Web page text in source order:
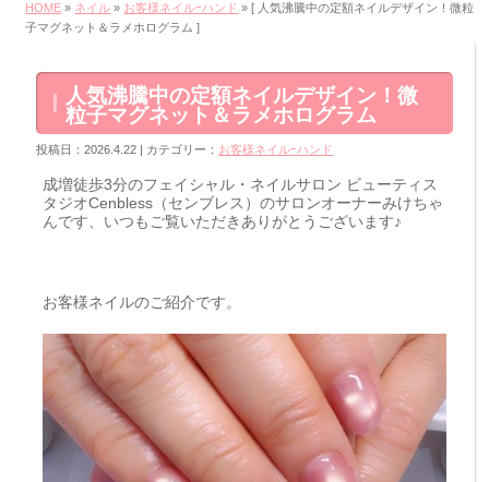
HOME » ネイル » お客様ネイルｰハンド » [ 人気沸騰中の定額ネイルデザイン！微粒
子マグネット＆ラメホログラム ]
人気沸騰中の定額ネイルデザイン！微
粒子マグネット＆ラメホログラム
投稿日：2026.4.22 | カテゴリー： お客様ネイルｰハンド
成増徒歩3分のフェイシャル・ネイルサロン ビューティス
タジオCenbless（センブレス）のサロンオーナーみけちゃ
んです、いつもご覧いただきありがとうございます♪
お客様ネイルのご紹介です。